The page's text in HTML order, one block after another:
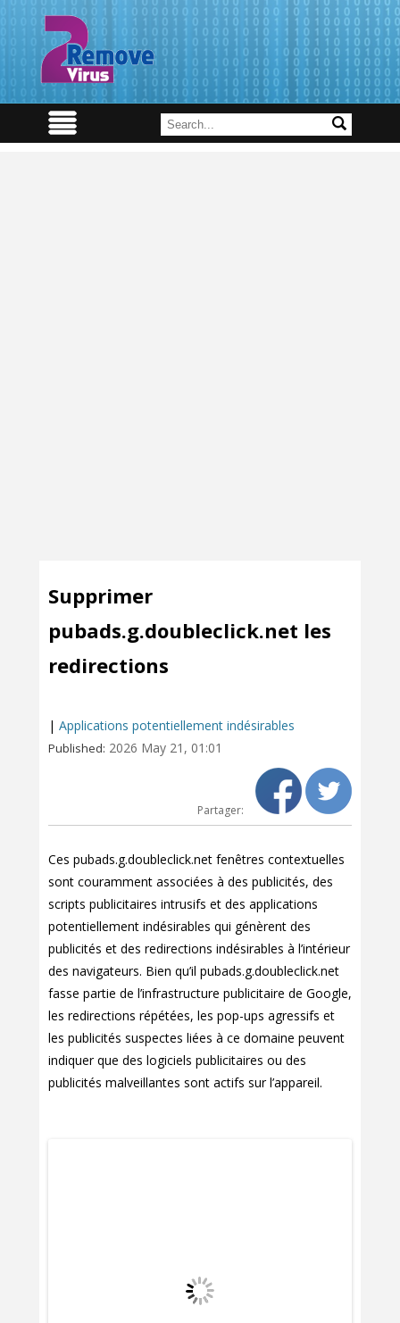
Supprimer
pubads.g.doubleclick.net les
redirections
| Applications potentiellement indésirables
Published: 2026 May 21, 01:01
Partager:
Ces pubads.g.doubleclick.net fenêtres contextuelles
sont couramment associées à des publicités, des
scripts publicitaires intrusifs et des applications
potentiellement indésirables qui génèrent des
publicités et des redirections indésirables à l’intérieur
des navigateurs. Bien qu’il pubads.g.doubleclick.net
fasse partie de l’infrastructure publicitaire de Google,
les redirections répétées, les pop-ups agressifs et
les publicités suspectes liées à ce domaine peuvent
indiquer que des logiciels publicitaires ou des
publicités malveillantes sont actifs sur l’appareil.